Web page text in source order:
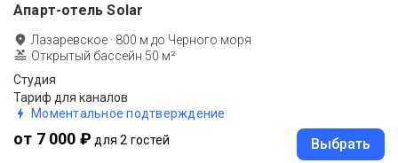
Апарт-отель Solar
Лазаревское · 800 м до Черного моря
Открытый бассейн 50 м²
Студия
Тариф для каналов
Моментальное подтверждение
от 7 000 ₽ для 2 гостей Выбрать